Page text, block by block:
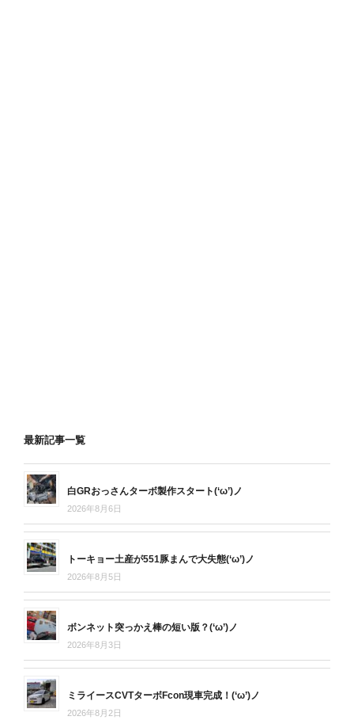
最新記事一覧
白GRおっさんターボ製作スタート(‘ω’)ノ
2026年8月6日
トーキョー土産が551豚まんで大失態(‘ω’)ノ
2026年8月5日
ボンネット突っかえ棒の短い版？(‘ω’)ノ
2026年8月3日
ミライースCVTターボFcon現車完成！(‘ω’)ノ
2026年8月2日